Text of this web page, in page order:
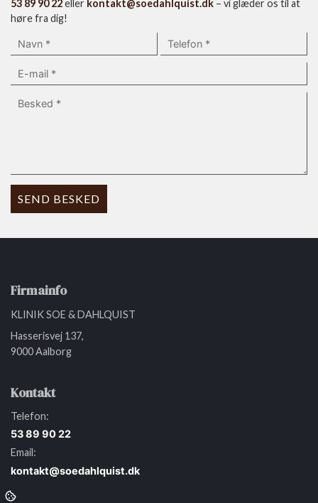
53 89 90 22eller kontakt@soedahlquist.dk – vi glæder os til at
høre fra dig!
Firmainfo
KLINIK SOE & DAHLQUIST
Hasserisvej 137,
9000 Aalborg
Kontakt
Telefon:
53 89 90 22
Email:
kontakt@soedahlquist.dk
Hvordan kan vi hjælpe?
Start en ny samtale
Har du et spørgsmål? Start en ny samtale
Booking